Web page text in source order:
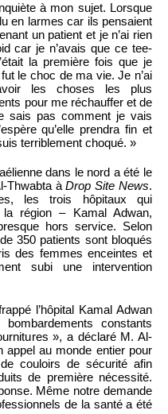
à mon sujet. Lorsque
en larmes car ils pensaient
un patient et je n’ai rien
car je n’avais que ce tee-
la première fois que je
le choc de ma vie. Je n’ai
les choses les plus
pour me réchauffer et de
sais pas comment je vais
qu’elle prendra fin et
terriblement choqué. »
dans le nord a été le
Thwabta àDrop Site News.
les trois hôpitaux qui
la région – Kamal Adwan,
hors service. Selon
350 patients sont bloqués
des femmes enceintes et
subi une intervention
l’hôpital Kamal Adwan
constants
», a déclaré M. Al-
au monde entier pour
couloirs de sécurité afin
de première nécessité.
Même notre demande
de la santé a été